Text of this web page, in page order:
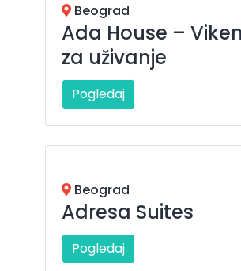
Beograd
Ada House –
za uživanje
Pogledaj
Beograd
Adresa Suites
Pogledaj